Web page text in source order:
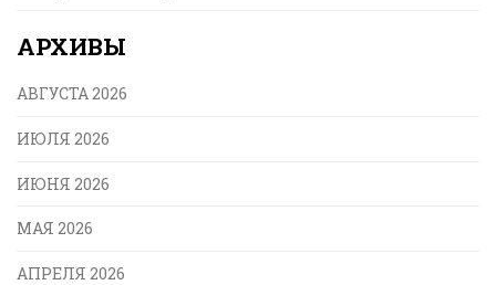
АРХИВЫ
АВГУСТА 2026
ИЮЛЯ 2026
ИЮНЯ 2026
МАЯ 2026
АПРЕЛЯ 2026